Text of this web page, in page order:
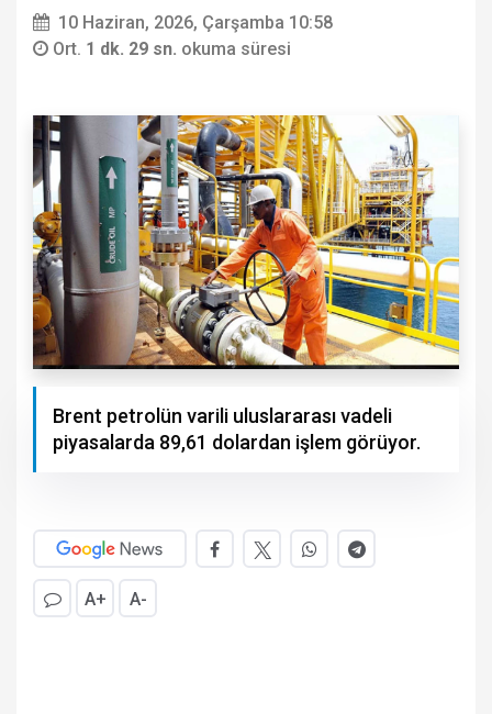
10 Haziran, 2026, Çarşamba 10:58
Ort. 1 dk. 29 sn. okuma süresi
Brent petrolün varili uluslararası vadeli
piyasalarda 89,61 dolardan işlem görüyor.
A+ A-